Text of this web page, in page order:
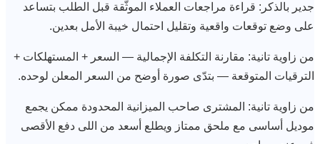
جدير بالذكر: قراءة مراجعات العملاء الموثّقة قبل الطلب بتساعد
على وضع توقعات واقعية وتقليل احتمال خيبة الأمل بعدين.
من زاوية تانية: مقارنة التكلفة الإجمالية — السعر + المستهلكات +
الترقيات المتوقعة — بتدّى صورة أوضح من السعر المعلن لوحده.
من زاوية تانية: المشترى صاحب الميزانية المحدودة ممكن يجمع
موديل أساسى مع ملحق ممتاز ويطلع أسعد من اللى دفع الأقصى